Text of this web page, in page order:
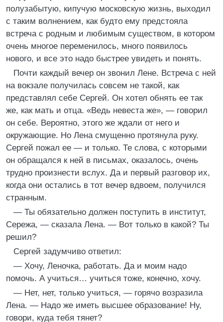
полузабытую, кипучую московскую жизнь, выходил
с таким волнением, как будто ему предстояла
встреча с родным и любимым существом, в котором
очень многое переменилось, много появилось
нового, и все это надо быстрее увидеть и понять.
Почти каждый вечер он звонил Лене. Встреча с ней
на вокзале получилась совсем не такой, как
представлял себе Сергей. Он хотел обнять ее так
же, как мать и отца. «Ведь невеста же», — говорил
он себе. Вероятно, этого же ждали от него и
окружающие. Но Лена смущенно протянула руку.
Сергей пожал ее — и только. Те слова, с которыми
он обращался к ней в письмах, оказалось, очень
трудно произнести вслух. Да и первый разговор их,
когда они остались в тот вечер вдвоем, получился
странным.
— Ты обязательно должен поступить в институт,
Сережа, — сказала Лена. — Вот только в какой? Ты
решил?
Сергей задумчиво ответил:
— Хочу, Леночка, работать. Да и моим надо
помочь. А учиться… учиться тоже, конечно, хочу.
— Нет, нет, только учиться, — горячо возразила
Лена. — Надо же иметь высшее образование! Ну,
говори, куда тебя тянет?